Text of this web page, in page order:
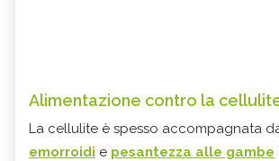
Alimentazione contro la
La cellulite è spesso accompagnata
emorroidi e pesantezza alle gambe